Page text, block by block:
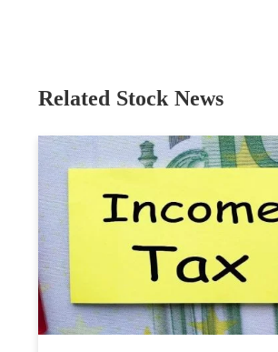
Related Stock News